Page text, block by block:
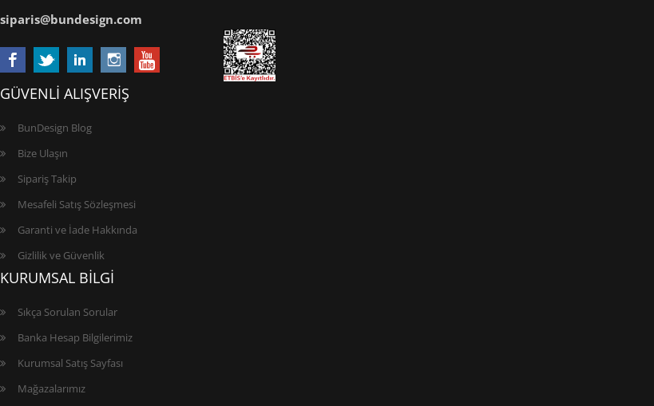
siparis@bundesign.com
GÜVENLİ ALIŞVERİŞ
BunDesign Blog
Bize Ulaşın
Sipariş Takip
Mesafeli Satış Sözleşmesi
Garanti ve İade Hakkında
Gizlilik ve Güvenlik
KURUMSAL BİLGİ
Sıkça Sorulan Sorular
Banka Hesap Bilgilerimiz
Kurumsal Satış Sayfası
Mağazalarımız